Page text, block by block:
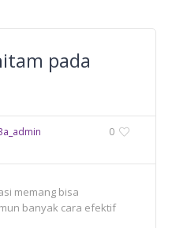
pada
0
memang bisa
banyak cara efektif